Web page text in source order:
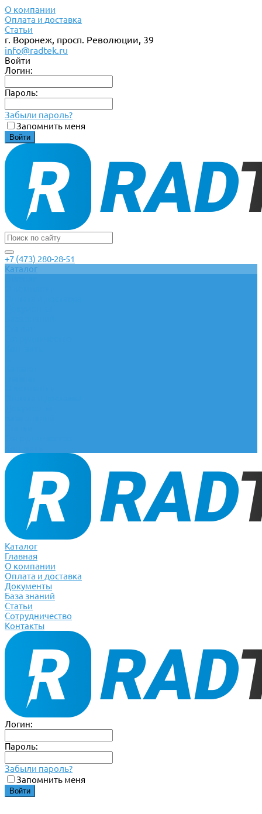
О компании
Оплата и доставка
Статьи
г. Воронеж, просп. Революции, 39
info@radtek.ru
Войти
Логин:
Пароль:
Забыли пароль?
Запомнить меня
+7 (473) 280-28-51
Каталог
Каталог
Главная
О компании
Оплата и доставка
Документы
База знаний
Статьи
Сотрудничество
Контакты
Логин:
Пароль:
Забыли пароль?
Запомнить меня